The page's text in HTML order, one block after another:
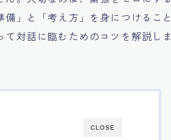
」と「考え方」を身につけること
対話に臨むためのコツを解説しま
CLOSE